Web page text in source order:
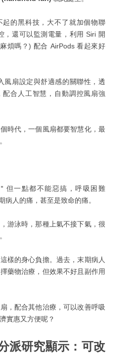
起的黑科技，大不了就加個物聯
，還可以監測電量，利用 Siri 開
煩嗎？) 配合 AirPods 看起來好
風扇設定與舒適感的關聯性，透
配合人工智慧，自動調控風扇強
時代，一個風扇都要智慧化，最
但一點都不能惡搞，呼吸困難
病人的痛，甚至是致命的痛。
游泳時，那種上氣不接下氣，很
樣的身心負擔。過去，末期病人
藥物治療，但效果不好且副作用
，配合其他治療，可以改善呼吸
實惠又方便呢？
派研究顯示：可改